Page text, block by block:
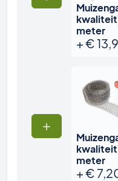
meter
+€
meter
+€